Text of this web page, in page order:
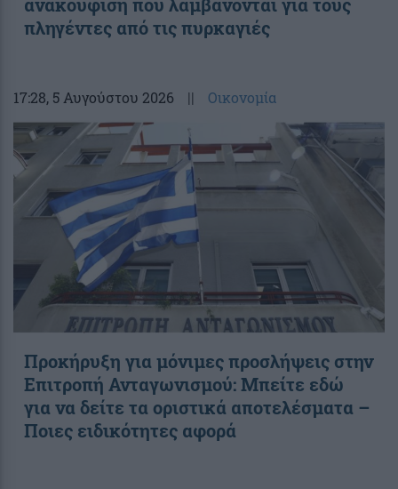
πληγέντες από τις πυρκαγιές
17:28, 5 Αυγούστου 2026 || Οικονομία
Προκήρυξη για μόνιμες προσλήψεις στην
Επιτροπή Ανταγωνισμού: Μπείτε εδώ
για να δείτε τα οριστικά αποτελέσματα –
Ποιες ειδικότητες αφορά